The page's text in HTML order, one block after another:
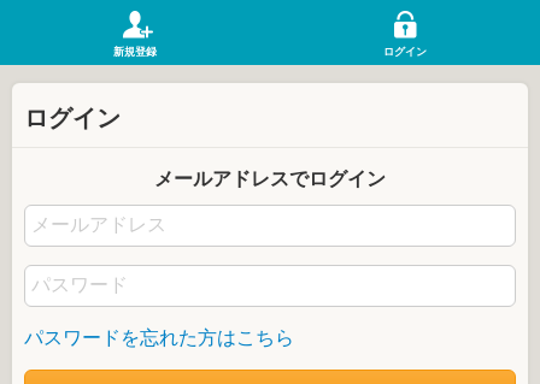
新規登録 ログイン
ログイン
メールアドレスでログイン
パスワードを忘れた方はこちら